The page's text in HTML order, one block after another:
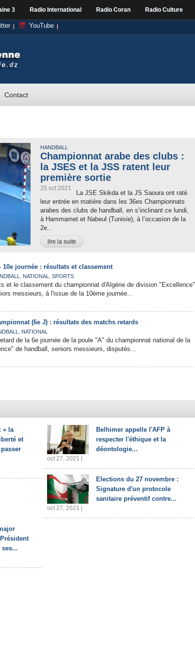
3 Radio International Radio Coran Radio Culture
YouTube
Contact
HANDBALL
Championnat arabe des clubs :
la JSES et la JSS ratent leur
première sortie
25 oct 2021
La JSE Skikda et la JS Saoura ont raté
leur entrée en matière dans les 36es Championnats
arabes des clubs de handball, en s’inclinant ce lundi,
à Hammamet et Nabeul (Tunisie), à l’occasion de la
2e...
lire la suite
10e journée : résultats et classement
, NATIONAL , SPORTS
et le classement du championnat d'Algérie de division "Excellence"
messieurs, à l'issue de la 10ème journée...
(6e J) : résultats des matchs retards
, NATIONAL
de la 6e journée de la poule "A" du championnat national de la
de handball, seniors messieurs, disputés...
« la
et
Belhimer appelle l'AFP à
respecter l'éthique et la
déontologie...
oct 27, 2021 |
Elections du 27 novembre :
Signature d'un protocole
sanitaire préventif contre...
oct 27, 2021 |
ses...